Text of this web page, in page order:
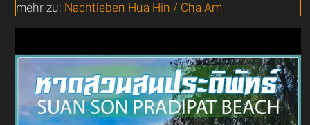
mehr zu: Nachtleben Hua Hin / Cha Am